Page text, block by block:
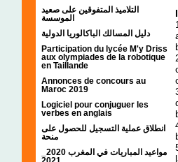
التلاميذ المتفوقين على صعيد
الموسسة
دليل المسالك الباكالوريا الدولية
Participation du lycée M'y Driss
aux olympiades de la robotique
en Taillande
Annonces de concours au
Maroc 2019
Logiciel pour conjuguer les
verbes en anglais
انطلاق عملية التسجيل للحصول على
منحة